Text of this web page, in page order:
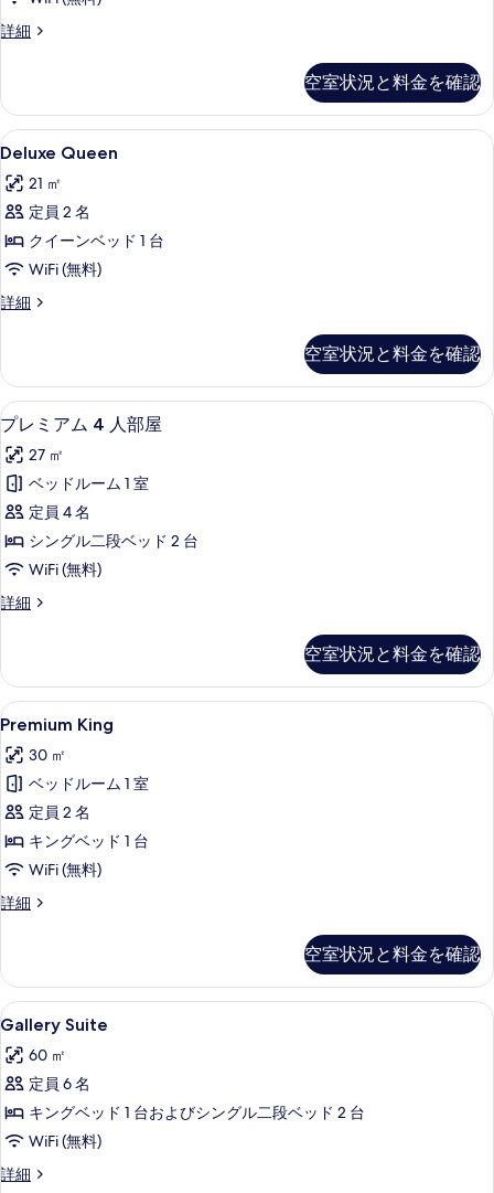
ー
ク
イ
ー
ン
ベ
ッ
ド
1
す
べ
て
の
写
真
を
表
示
る
詳細
コ
ー
ト
ル
ム
ク
ー
ン
ッ
の
詳
細
空室状況と料金を確認
Deluxe
Queen
の
す
べ
て
の
を
表
示
す
る
セーフティボックス (室内)、デスク
5
Deluxe Queen
21 ㎡
定員 2 名
クイーンベッド 1 台
WiFi (無料)
詳細
Deluxe
細
空室状況と料金を確認
プ
レ
ミ
ア
ム
4
人
部
の
す
べ
て
の
写
真
を
表
る
セーフティボックス (室内)、デスク
5
プレミアム 4 人部屋
27 ㎡
ベッドルーム 1 室
定員 4 名
シングル二段ベッド 2 台
WiFi (無料)
詳細
プ
ム
4
人
屋
の
詳
細
空室状況と料金を確認
Premium
King
の
す
べ
て
の
写
表
示
す
る
Premium King | 客室の設備とサービス
4
Premium King
30 ㎡
ベッドルーム 1 室
定員 2 名
キングベッド 1 台
WiFi (無料)
詳細
Premium
細
空室状況と料金を確認
Gallery
Suite
の
す
べ
て
の
セーフティボックス (室内)、デスク
5
Gallery Suite
60 ㎡
定員 6 名
キングベッド 1 台およびシングル二段ベッド 2 台
WiFi (無料)
詳細
Gallery